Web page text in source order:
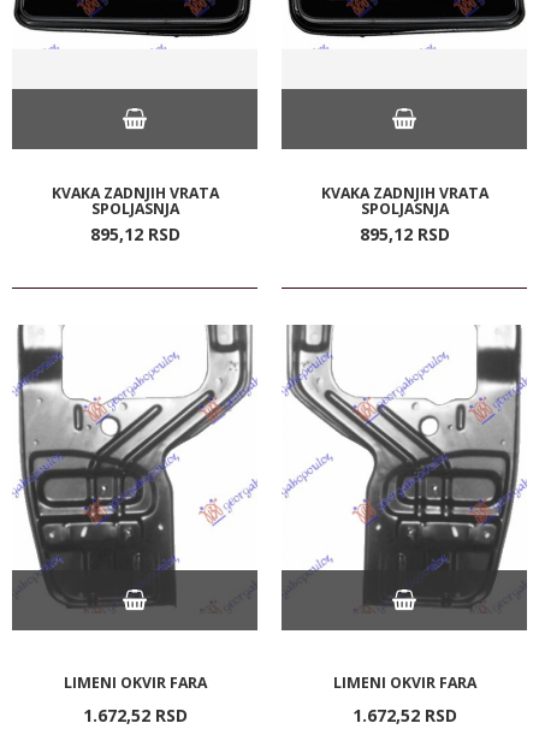
KVAKA ZADNJIH VRATA
SPOLJASNJA
895,12 RSD
KVAKA ZADNJIH VRATA
SPOLJASNJA
895,12 RSD
LIMENI OKVIR FARA
1.672,52 RSD
LIMENI OKVIR FARA
1.672,52 RSD